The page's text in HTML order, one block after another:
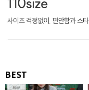
콘텐츠 리뷰 & 혜택
CATEGORY
인플루언서 pick!
BEST